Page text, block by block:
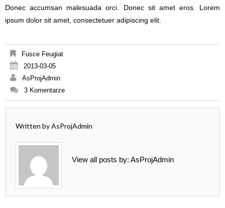
Donec accumsan malesuada orci. Donec sit amet eros. Lorem
ipsum dolor sit amet, consectetuer adipiscing elit.
Fusce Feugiat
2013-03-05
AsProjAdmin
3 Komentarze
Written byAsProjAdmin
View all posts by: AsProjAdmin